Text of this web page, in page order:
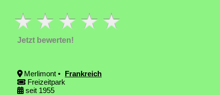
Jetzt bewerten!
Merlimont • Frankreich
Freizeitpark
seit 1955